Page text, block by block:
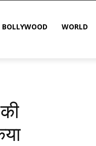
BOLLYWOOD WORLD